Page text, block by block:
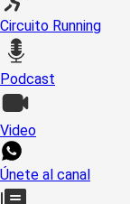
Circuito Running
Podcast
Video
Únete al canal